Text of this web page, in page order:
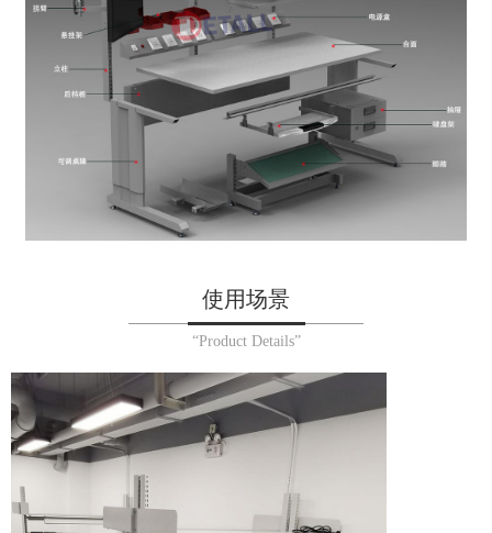
使用场景
“Product Details”